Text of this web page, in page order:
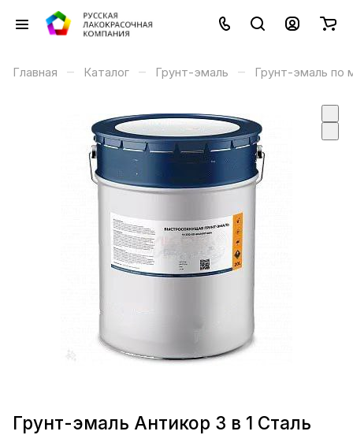
Главная – Каталог – Грунт-эмаль – Грунт-эмаль по
Грунт-эмаль Антикор 3 в 1 Сталь